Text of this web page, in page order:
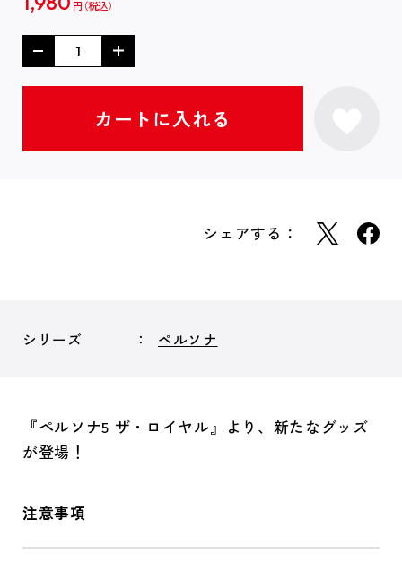
円
シェアする：
シリーズ ペルソナ
『ペルソナ5 ザ・ロイヤル』より、新たなグッズ
が登場！
注意事項